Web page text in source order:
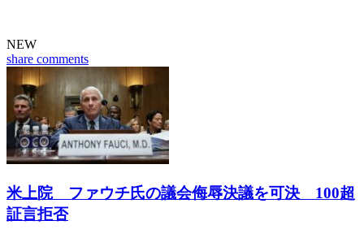
NEW
share comments
米上院 ファウチ氏の議会侮辱決議を可決 100超
証言拒否